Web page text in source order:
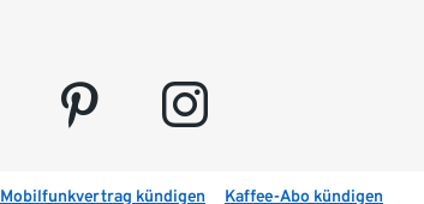
pinterest instagram
Mobilfunkvertrag kündigen Kaffee-Abo kündigen